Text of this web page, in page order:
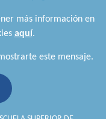
más información en
aquí.
este mensaje.